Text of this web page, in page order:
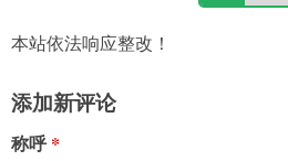
本站依法响应整改！
添加新评论
称呼